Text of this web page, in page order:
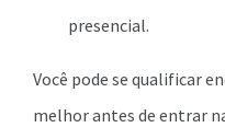
presencial.
Você pode se qualificar
melhor antes de entrar